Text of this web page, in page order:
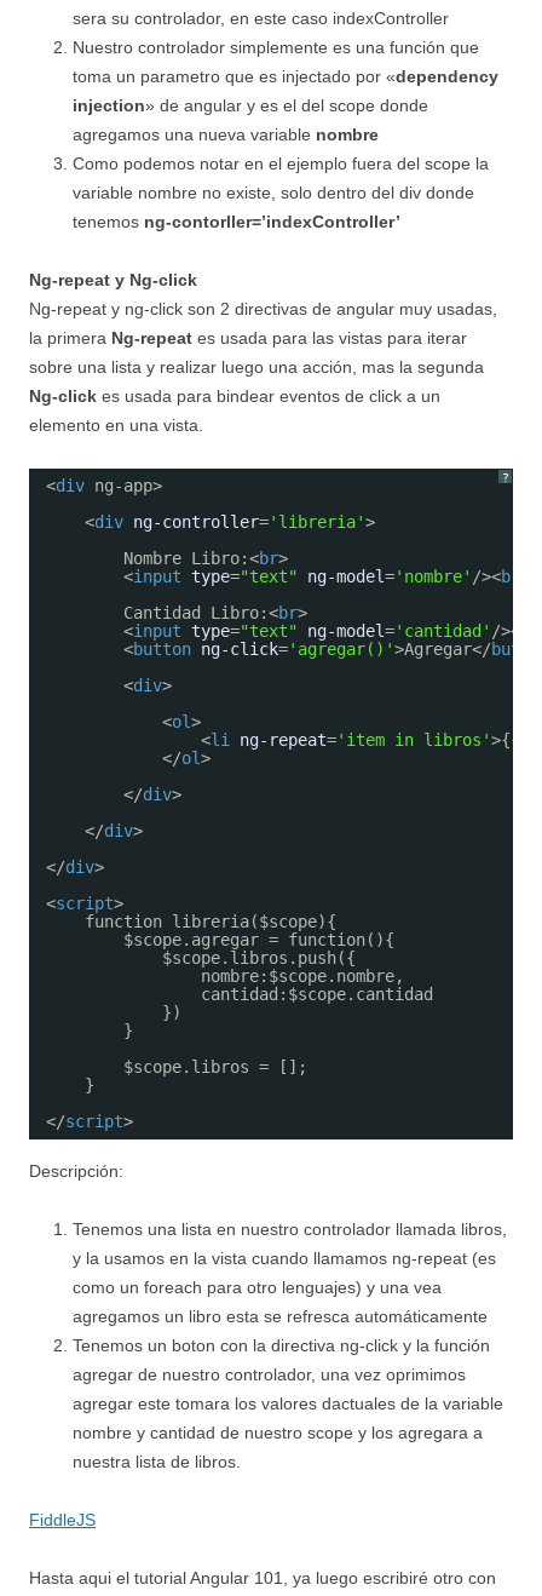
sera su controlador, en este caso indexController
Nuestro controlador simplemente es una función que
toma un parametro que es injectado por «dependency
injection» de angular y es el del scope donde
agregamos una nueva variable nombre
Como podemos notar en el ejemplo fuera del scope la
variable nombre no existe, solo dentro del div donde
tenemos ng-contorller=’indexController’
Ng-repeat y Ng-click
Ng-repeat y ng-click son 2 directivas de angular muy usadas,
la primera Ng-repeat es usada para las vistas para iterar
sobre una lista y realizar luego una acción, mas la segunda
Ng-click es usada para bindear eventos de click a un
elemento en una vista.
?
<div ng-app>
<div ng-controller='libreria'>
Nombre Libro:<br>
<input type="text" ng-model='nombre' /><br
Cantidad Libro:<br>
<input type="text" ng-model='cantidad' /><
<button ng-click='agregar()'>Agregar</
<div>
<ol>
<li ng-repeat='item in libros'>{{
</ol>
</div>
</div>
</div>
<script>
function libreria($scope){
$scope.agregar = function(){
$scope.libros.push({
nombre:$scope.nombre,
cantidad:$scope.cantidad
})
}
$scope.libros = [];
}
</script>
Descripción:
Tenemos una lista en nuestro controlador llamada libros,
y la usamos en la vista cuando llamamos ng-repeat (es
como un foreach para otro lenguajes) y una vea
agregamos un libro esta se refresca automáticamente
Tenemos un boton con la directiva ng-click y la función
agregar de nuestro controlador, una vez oprimimos
agregar este tomara los valores dactuales de la variable
nombre y cantidad de nuestro scope y los agregara a
nuestra lista de libros.
FiddleJS
Hasta aqui el tutorial Angular 101, ya luego escribiré otro con